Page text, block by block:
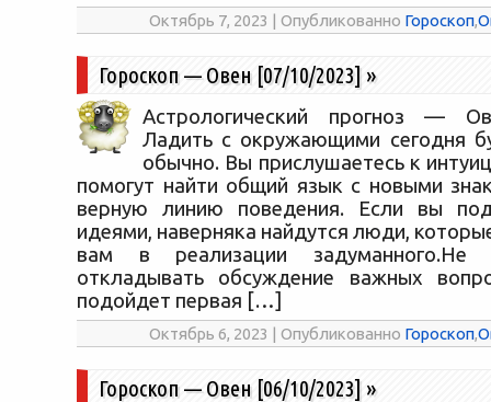
Октябрь 7, 2023 | Опубликованно Гороскоп,
Гороскоп — Овен [07/10/2023] »
Астрологический прогноз —
Ладить с окружающими сегодня
обычно. Вы прислушаетесь к
помогут найти общий язык с новыми
верную линию поведения. Если вы
идеями, наверняка найдутся люди,
вам в реализации задуманного.Не
откладывать обсуждение важных
подойдет первая […]
Октябрь 6, 2023 | Опубликованно Гороскоп,
Гороскоп — Овен [06/10/2023] »